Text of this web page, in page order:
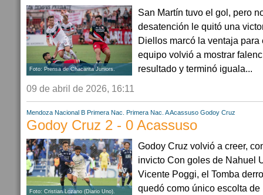
Foto: Prensa de Chacarita Juniors.
San Martín tuvo el gol, pero
desatención le quitó una
Diellos marcó la ventaja para
equipo volvió a mostrar
resultado y terminó iguala...
09 de abril de 2026, 16:11
Mendoza Nacional B Primera Nac. Primera Nac. AAcassuso Godoy Cruz
Godoy Cruz 2 - 0 Acassuso
Foto: Cristian Lozano (Diario Uno).
Godoy Cruz volvió a creer,
invicto Con goles de Nahuel
Vicente Poggi, el Tomba
quedó como único escolta